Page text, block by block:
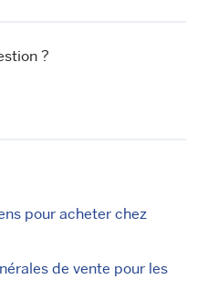
?
pour acheter chez
de vente pour les